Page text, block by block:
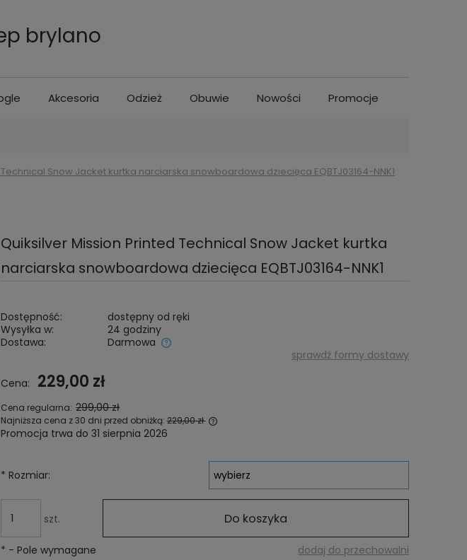
Akcesoria Odzież Obuwie Nowości Promocje
Snow Jacket kurtka narciarska snowboardowa dziecięca EQBTJ03164-NNK1
Quiksilver Mission Printed Technical Snow Jacket kurtka
narciarska snowboardowa dziecięca EQBTJ03164-NNK1
Dostępność:
dostępny od ręki
Wysyłka w:
24 godziny
Dostawa:
Darmowa
nie zawiera ewentualnych
płatności
sprawdź formy dostawy
Cena:
229,00 zł
Cena regularna: 299,00 zł
Najniższa cena z 30 dni przed obniżką:229,00 zł
cena od momentu, kiedy produkt
Promocja trwa do 31 sierpnia 2026
* Rozmiar:
szt. Do koszyka
dodaj do przechowalni
* - Pole wymagane